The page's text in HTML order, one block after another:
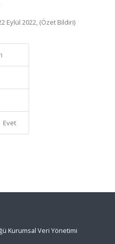
Eylül 2022, (Özet Bildiri)
Evet
Kurumsal Veri Yönetimi